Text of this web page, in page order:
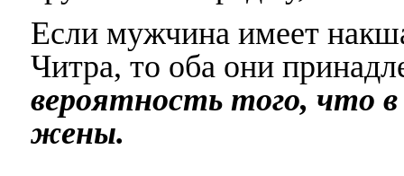
Если мужчина имеет
Читра, то оба они
вероятность того, что
жены.